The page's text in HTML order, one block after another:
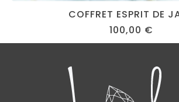
COFFRET ESPRIT DE
100,00 €